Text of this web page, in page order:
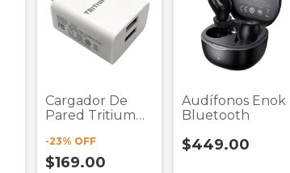
Cargador De
Pared Tritium
2 Puertos Usb +
Cable Tipo C
-23% OFF
$169.00
Audífonos Enok
Bluetooth
$449.00